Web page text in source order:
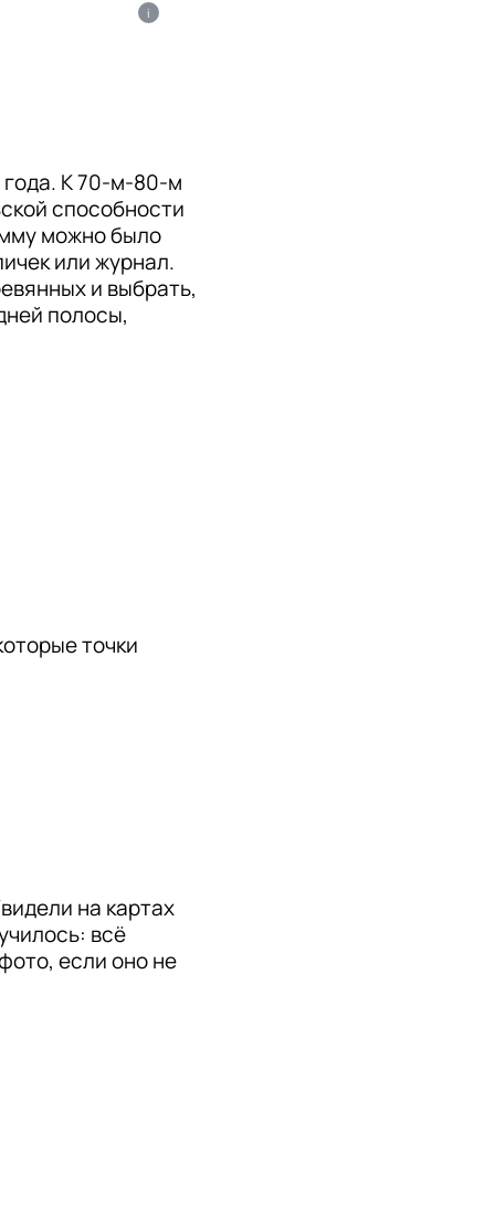
i
года. К 70-м-80-м
способности
можно было
или журнал.
и выбрать,
полосы,
точки
на картах
всё
если оно не